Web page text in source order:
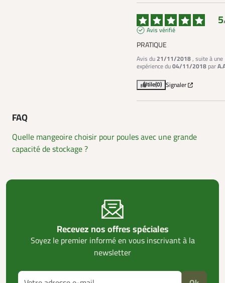
5
Avis vérifié
PRATIQUE
Avis du21/11/2018, suite à une
expérience du04/11/2018 par
Utile(0) Signaler
FAQ
Quelle mangeoire choisir pour poules avec une grande
capacité de stockage ?
Recevez nos offres spéciales
Soyez le premier informé en vous inscrivant à la
newsletter